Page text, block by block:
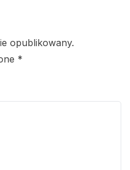
opublikowany.
*